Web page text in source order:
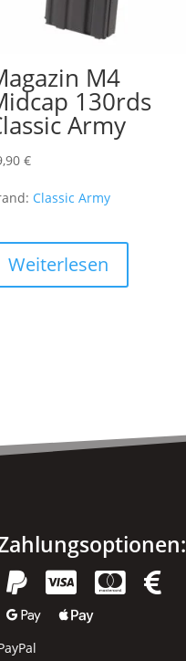
M4
130rds
Army
€
Classic Army
Weiterlesen
  


